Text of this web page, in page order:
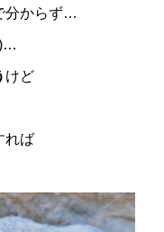
分からず…
)…
けど
れば